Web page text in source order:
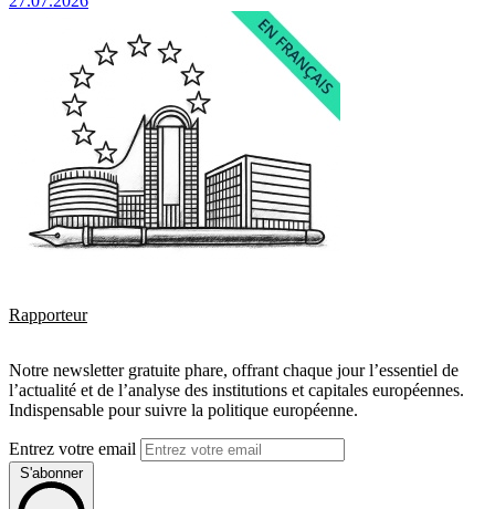
Rapporteur
Notre newsletter gratuite phare, offrant chaque jour l’essentiel de
l’actualité et de l’analyse des institutions et capitales européennes.
Indispensable pour suivre la politique européenne.
Entrez votre email
S'abonner